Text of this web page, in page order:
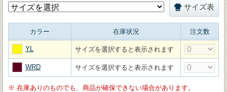
サイズ表
カラー 在庫状況 注文数
YL サイズを選択すると表示されます
WRD サイズを選択すると表示されます
※ 在庫ありのものでも、商品が確保できない場合があります。